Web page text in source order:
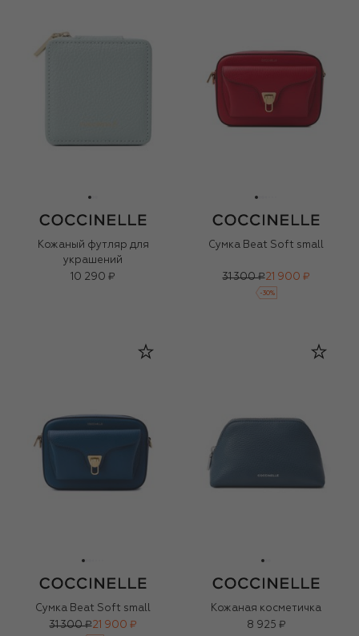
Кожаный футляр для
украшений
10 290 ₽
Сумка Beat Soft small
31 300 ₽21 900 ₽
-30%
Сумка Beat Soft small
31 300 ₽21 900 ₽
Кожаная косметичка
8 925 ₽